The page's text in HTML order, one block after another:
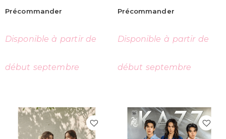
Précommander
Disponible à partir de
début septembre
Précommander
Disponible à partir de
début septembre